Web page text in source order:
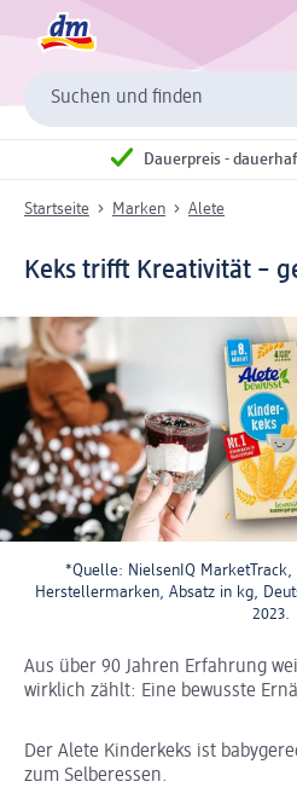
Suchen und finden
Dauerpreis -
Startseite Marken Alete
Keks trifft Kreativität –
*Quelle: NielsenIQ
Herstellermarken, Absatz in kg,
2023.
Aus über 90 Jahren Erfahrung
wirklich zählt: Eine bewusste
Der Alete Kinderkeks ist
zum Selberessen.